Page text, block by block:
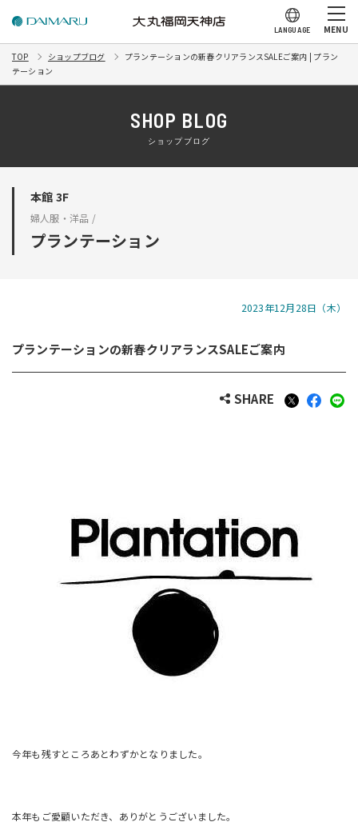
LANGUAGE MENU
TOP ショップブログ
プランテーションの新春クリアランスSALEご案内 | プラン
テーション
SHOP BLOG
ショップブログ
本館 3F
婦人服・洋品 /
プランテーション
2023年12月28日（木）
プランテーションの新春クリアランスSALEご案内
SHARE
今年も残すところあとわずかとなりました。
本年もご愛顧いただき、ありがとうございました。